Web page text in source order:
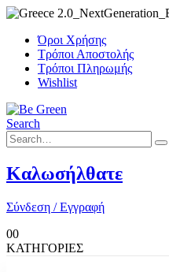
Όροι Χρήσης
Τρόποι Αποστολής
Τρόποι Πληρωμής
Wishlist
Search
Καλωσήλθατε
Σύνδεση / Εγγραφή
00
ΚΑΤΗΓΟΡΙΕΣ